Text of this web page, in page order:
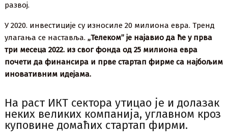
развој.
У 2020. инвестиције су износиле 20 милиона евра. Тренд
улагања се наставља.„Телеком” је најавио да ће у прва
три месеца 2022. из свог фонда од 25 милиона евра
почети да финансира и прве стартап фирме са најбољим
иновативним идејама.
На раст ИКТ сектора утицао је и долазак
неких великих компанија, углавном кроз
куповине домаћих стартап фирми.